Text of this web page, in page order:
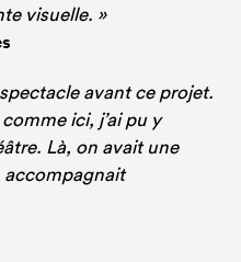
visuelle. »
avant ce projet.
ici, j’ai pu y
Là, on avait une
accompagnait